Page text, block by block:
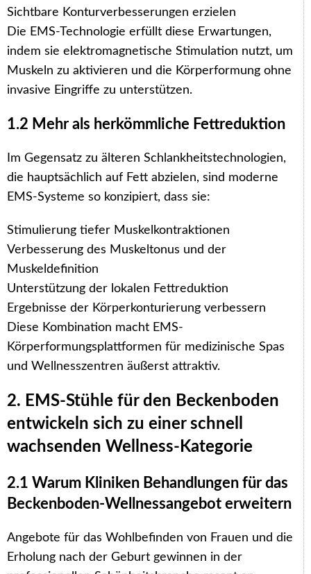
Sichtbare Konturverbesserungen erzielen
Die EMS-Technologie erfüllt diese Erwartungen,
indem sie elektromagnetische Stimulation nutzt, um
Muskeln zu aktivieren und die Körperformung ohne
invasive Eingriffe zu unterstützen.
1.2 Mehr als herkömmliche Fettreduktion
Im Gegensatz zu älteren Schlankheitstechnologien,
die hauptsächlich auf Fett abzielen, sind moderne
EMS-Systeme so konzipiert, dass sie:
Stimulierung tiefer Muskelkontraktionen
Verbesserung des Muskeltonus und der
Muskeldefinition
Unterstützung der lokalen Fettreduktion
Ergebnisse der Körperkonturierung verbessern
Diese Kombination macht EMS-
Körperformungsplattformen für medizinische Spas
und Wellnesszentren äußerst attraktiv.
2. EMS-Stühle für den Beckenboden
entwickeln sich zu einer schnell
wachsenden Wellness-Kategorie
2.1 Warum Kliniken Behandlungen für das
Beckenboden-Wellnessangebot erweitern
Angebote für das Wohlbefinden von Frauen und die
Erholung nach der Geburt gewinnen in der